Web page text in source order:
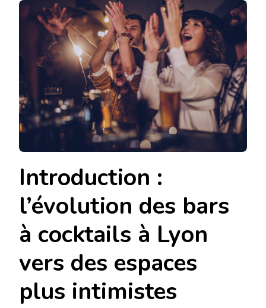
POSSIBLE
RÉSERVER
UN
ESPACE
CALME
DANS
UN
BAR
À
COCKTAILS
À
Introduction :
l’évolution des bars
à cocktails à Lyon
vers des espaces
plus intimistes